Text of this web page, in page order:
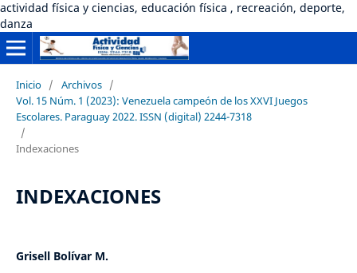
actividad física y ciencias, educación física , recreación, deporte,
danza
Inicio / Archivos /
Vol. 15 Núm. 1 (2023): Venezuela campeón de los XXVI Juegos
Escolares. Paraguay 2022. ISSN (digital) 2244-7318
/
Indexaciones
INDEXACIONES
Grisell Bolívar M.